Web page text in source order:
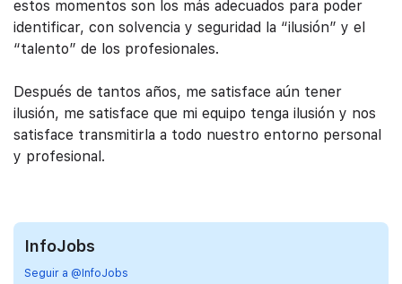
estos momentos son los más adecuados para poder
identificar, con solvencia y seguridad la “ilusión” y el
“talento” de los profesionales.
Después de tantos años, me satisface aún tener
ilusión, me satisface que mi equipo tenga ilusión y nos
satisface transmitirla a todo nuestro entorno personal
y profesional.
InfoJobs
Seguir a @InfoJobs